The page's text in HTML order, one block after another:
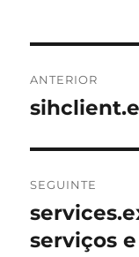
de
ANTERIOR
Artigo
SEGUINTE
Artigo
seguinte:
serviços